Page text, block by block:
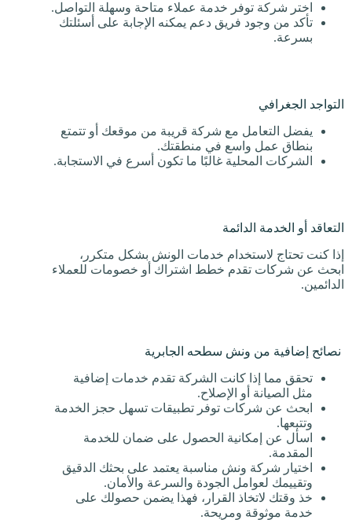
اختر شركة توفر خدمة عملاء متاحة وسهلة التواصل.
تأكد من وجود فريق دعم يمكنه الإجابة على أسئلتك
بسرعة.
التواجد الجغرافي
يفضل التعامل مع شركة قريبة من موقعك أو تتمتع
بنطاق عمل واسع في منطقتك.
الشركات المحلية غالبًا ما تكون أسرع في الاستجابة.
التعاقد أو الخدمة الدائمة
إذا كنت تحتاج لاستخدام خدمات الونش بشكل متكرر،
ابحث عن شركات تقدم خطط اشتراك أو خصومات للعملاء
الدائمين.
نصائح إضافية من ونش سطحه الجابرية
تحقق مما إذا كانت الشركة تقدم خدمات إضافية
مثل الصيانة أو الإصلاح.
ابحث عن شركات توفر تطبيقات تسهل حجز الخدمة
وتتبعها.
اسأل عن إمكانية الحصول على ضمان للخدمة
المقدمة.
اختيار شركة ونش مناسبة يعتمد على بحثك الدقيق
وتقييمك لعوامل الجودة والسرعة والأمان.
خذ وقتك لاتخاذ القرار، فهذا يضمن حصولك على
خدمة موثوقة ومريحة.